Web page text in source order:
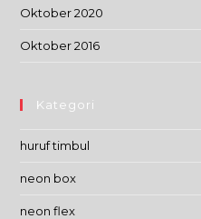
Oktober 2020
Oktober 2016
Kategori
huruf timbul
neon box
neon flex